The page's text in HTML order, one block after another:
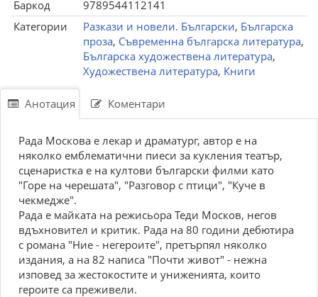
Баркод
9789544112141
Категории
Разкази и новели. Български, Българска
проза, Съвременна българска литература,
Българска художествена литература,
Художествена литература, Книги
Анотация Коментари
Рада Москова е лекар и драматург, автор е на
няколко емблематични пиеси за кукления театър,
сценаристка е на култови български филми като
"Горе на черешата", "Разговор с птици", "Куче в
чекмедже".
Рада е майката на режисьора Теди Москов, негов
вдъхновител и критик. Рада на 80 години дебютира
с романа "Ние - негероите", претърпял няколко
издания, а на 82 написа "Почти живот" - нежна
изповед за жестокостите и униженията, които
героите са преживели.